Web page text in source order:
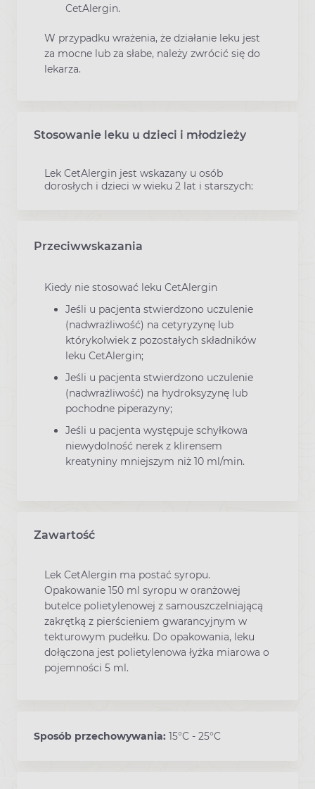
CetAlergin.
W przypadku wrażenia, że działanie leku jest
za mocne lub za słabe, należy zwrócić się do
lekarza.
Stosowanie leku u dzieci i młodzieży
Lek CetAlergin jest wskazany u osób
dorosłych i dzieci w wieku 2 lat i starszych:
Przeciwwskazania
Kiedy nie stosować leku CetAlergin
Jeśli u pacjenta stwierdzono uczulenie
(nadwrażliwość) na cetyryzynę lub
którykolwiek z pozostałych składników
leku CetAlergin;
Jeśli u pacjenta stwierdzono uczulenie
(nadwrażliwość) na hydroksyzynę lub
pochodne piperazyny;
Jeśli u pacjenta występuje schyłkowa
niewydolność nerek z klirensem
kreatyniny mniejszym niż 10 ml/min.
Zawartość
Lek CetAlergin ma postać syropu.
Opakowanie 150 ml syropu w oranżowej
butelce polietylenowej z samouszczelniającą
zakrętką z pierścieniem gwarancyjnym w
tekturowym pudełku. Do opakowania, leku
dołączona jest polietylenowa łyżka miarowa o
pojemności 5 ml.
Sposób przechowywania: 15°C - 25°C